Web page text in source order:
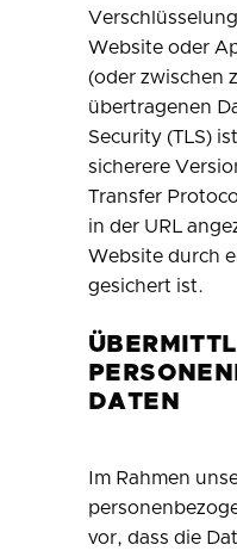
Website oder
(oder zwischen
übertragenen
Security (TLS)
sicherere
Transfer
in der URL
Website durch
gesichert ist.
DATEN
Im Rahmen
vor, dass die